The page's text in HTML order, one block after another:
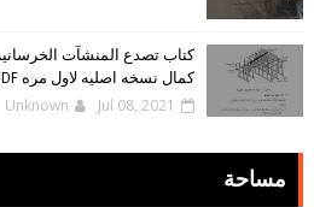
كتاب تصدع المنشآت
كمال نسخه اصليه لاول مره PDF
Unknown Jul 08, 2021
مساحة